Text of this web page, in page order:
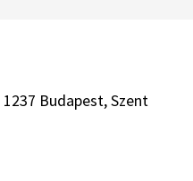
1237 Budapest, Szent